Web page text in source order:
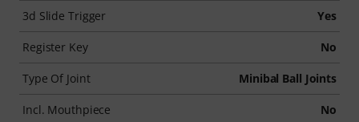
3d Slide Trigger Yes
Register Key No
Type Of Joint Minibal Ball Joints
Incl. Mouthpiece No